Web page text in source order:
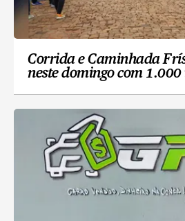
Corrida e Caminhada
neste domingo com 1.000